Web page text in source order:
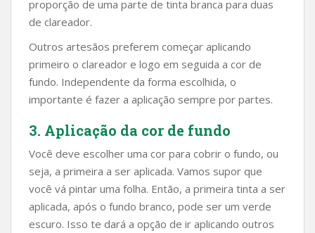
proporção de uma parte de tinta branca para duas
de clareador.
Outros artesãos preferem começar aplicando
primeiro o clareador e logo em seguida a cor de
fundo. Independente da forma escolhida, o
importante é fazer a aplicação sempre por partes.
3. Aplicação da cor de fundo
Você deve escolher uma cor para cobrir o fundo, ou
seja, a primeira a ser aplicada. Vamos supor que
você vá pintar uma folha. Então, a primeira tinta a ser
aplicada, após o fundo branco, pode ser um verde
escuro. Isso te dará a opção de ir aplicando outros